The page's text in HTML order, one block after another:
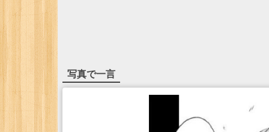
写真で一言